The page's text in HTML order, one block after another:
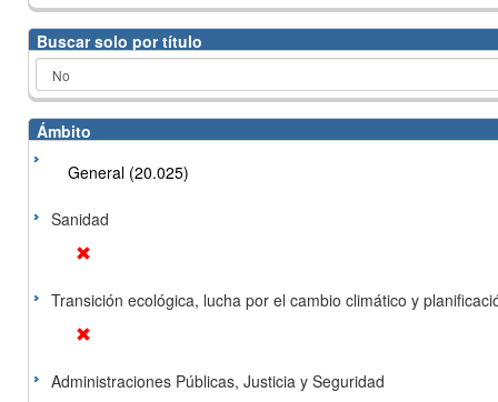
Buscar solo por título
Ámbito
General (20.025)
Sanidad
Transición ecológica, lucha por el cambio climático y
Administraciones Públicas, Justicia y Seguridad